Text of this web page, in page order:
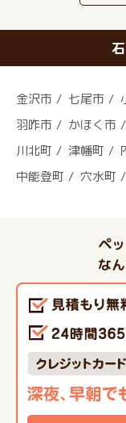
金沢市 七尾市
羽咋市
かほく市
川北町
津幡町
中能登町
穴水町
ペ
な